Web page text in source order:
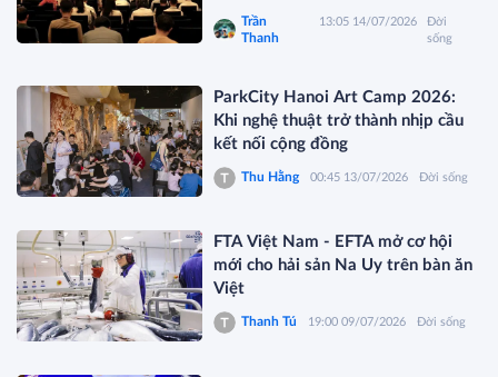
Trần
Thanh
13:05 14/07/2026
Đời
sống
ParkCity Hanoi Art Camp 2026:
Khi nghệ thuật trở thành nhịp cầu
kết nối cộng đồng
Thu Hằng 00:45 13/07/2026 Đời sống
FTA Việt Nam - EFTA mở cơ hội
mới cho hải sản Na Uy trên bàn ăn
Việt
Thanh Tú 19:00 09/07/2026 Đời sống